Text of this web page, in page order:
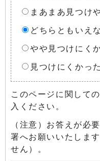
まあまあ見つけ
どちらともいえ
やや見つけにく
見つけにくかった
このページに関して
入ください。
（注意）お答えが必
署へお願いいたしま
せん）。